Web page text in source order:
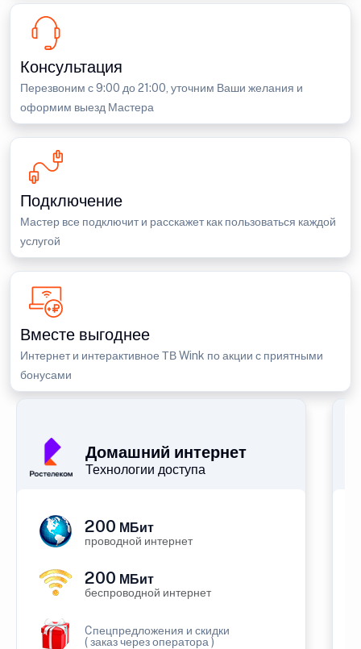
Консультация
Перезвоним с 9:00 до 21:00, уточним Ваши желания и
оформим выезд Мастера
Подключение
Мастер все подключит и расскажет как пользоваться каждой
услугой
Вместе выгоднее
Интернет и интерактивное ТВ Wink по акции с приятными
бонусами
Домашний интернет
Технологии доступа
200 МБит
проводной интернет
200 МБит
беспроводной интернет
Cпецпредложения и скидки
( заказ через оператора )